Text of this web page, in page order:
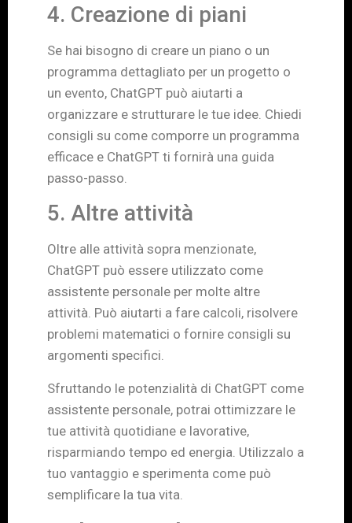
4. Creazione di piani
Se hai bisogno di creare un piano o un
programma dettagliato per un progetto o
un evento, ChatGPT può aiutarti a
organizzare e strutturare le tue idee. Chiedi
consigli su come comporre un programma
efficace e ChatGPT ti fornirà una guida
passo-passo.
5. Altre attività
Oltre alle attività sopra menzionate,
ChatGPT può essere utilizzato come
assistente personale per molte altre
attività. Può aiutarti a fare calcoli, risolvere
problemi matematici o fornire consigli su
argomenti specifici.
Sfruttando le potenzialità di ChatGPT come
assistente personale, potrai ottimizzare le
tue attività quotidiane e lavorative,
risparmiando tempo ed energia. Utilizzalo a
tuo vantaggio e sperimenta come può
semplificare la tua vita.